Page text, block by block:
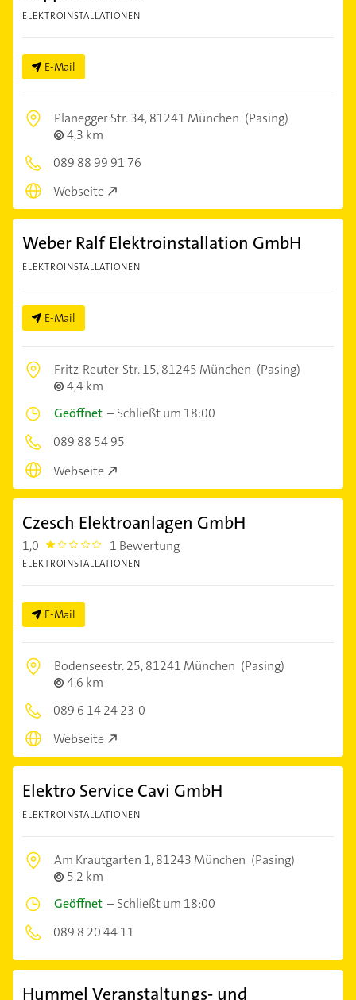
ELEKTROINSTALLATIONEN
E-Mail
Planegger Str. 34,81241 München (Pasing)
4,3 km
089 88 99 91 76
Webseite
Weber Ralf Elektroinstallation GmbH
ELEKTROINSTALLATIONEN
E-Mail
Fritz-Reuter-Str. 15,81245 München (Pasing)
4,4 km
Geöffnet –Schließt um 18:00
089 88 54 95
Webseite
Czesch Elektroanlagen GmbH
1,0 1.0 1 Bewertung
ELEKTROINSTALLATIONEN
E-Mail
Bodenseestr. 25,81241 München (Pasing)
4,6 km
089 6 14 24 23-0
Webseite
Elektro Service Cavi GmbH
ELEKTROINSTALLATIONEN
Am Krautgarten 1,81243 München (Pasing)
5,2 km
Geöffnet –Schließt um 18:00
089 8 20 44 11
Hummel Veranstaltungs- und